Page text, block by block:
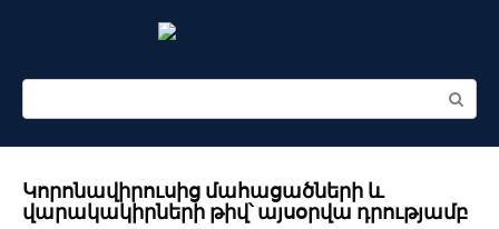
Поиск:
Կորոնավիրուսից մահացածների և
վարակակիրների թիվ՝ այսօրվա դրությամբ